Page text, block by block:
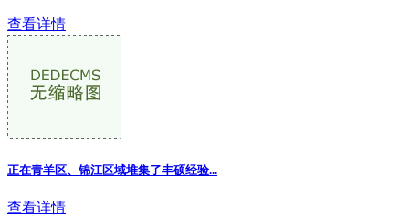
查看详情
正在青羊区、锦江区域堆集了丰硕经验...
查看详情